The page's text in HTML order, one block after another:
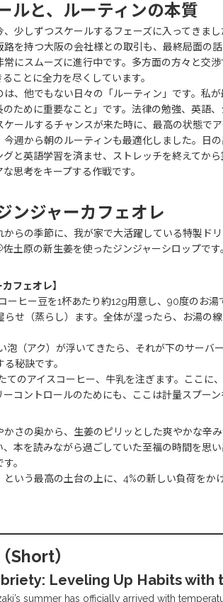
ルと、ルーティンの本質
少しずつスケールするフェーズに入ってきまし
を持つ大阪の会社様との取引も、最終局面の
にスムーズに進行中です。多方面の方々と交
ことに全力を尽くしています。
、他でもない日々の「ルーティン」です。私
ために重要なこと」です。法律の勉強、英語
ールするチャンスが来た時に、最高の状態で
週から朝のルーティンも最適化しました。日
と英語学習を済ませ、ストレッチを終えてか
思考をキープする作戦です。
ンジャーカフェオレ
らの季節に、我が家で大活躍している特製ド
土原の新生姜を使ったジンジャーシロップです
フェオレ】
ーヒー豆を1杯あたり約12g用意し、90度のお
らせ（蒸らし）ます。全体が湿ったら、お湯の
泡（アク）が浮いてきたら、それが下のサーバ
秘訣です。
てのアイスコーヒー、牛乳を注ぎます。ここに
コントロールのためにも、ここは計量スプーン
さの奥から、生姜のピリッとした爽やかな辛
本を読みながら過ごしていた至福の時間を思
。
いう最高の土台の上に、4%の新しい負荷をか
Short）
Leveling Up Habits with
summer has officially arrived with